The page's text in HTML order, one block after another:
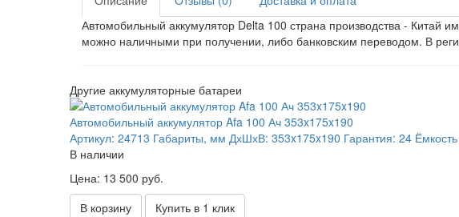
Автомобильный аккумулятор Delta 100 страна производства - Китай
можно наличными при получении, либо банковским переводом. В
Другие аккумуляторные батареи
Автомобильный аккумулятор Afa 100 Ач 353x175x190
Артикул: 24713 Габариты, мм ДхШхВ: 353x175x190 Гарантия: 24
В наличии
Цена: 13 500 руб.
В корзину
Купить в 1 клик